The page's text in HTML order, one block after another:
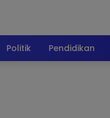
Politik Pendidikan